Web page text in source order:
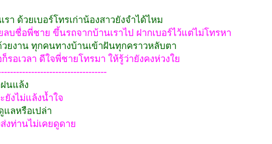
า ด้วยเบอร์โทรเก่าน้องสาวยังจำได้ไหม
ลบชื่อพี่ชาย ขึ้นรถจากบ้านเราไป ฝากเบอร์ไว้แต่ไม่โทรหา
ยงาน ทุกคนทางบ้านเข้าฝันทุกคราวหลับตา
อเวลา ดีใจพี่ชายโทรมา ให้รู้ว่ายังคงห่วงใย
นแล้ง
ยังไม่แล้งน้ำใจ
ลหรือเปล่า
งท่านไม่เคยดูดาย